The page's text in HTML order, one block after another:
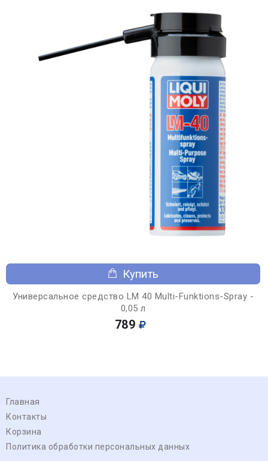
Купить
Универсальное средство LM 40 Multi-Funktions-Spray -
0,05 л
789
Главная
Контакты
Корзина
Политика обработки персональных данных